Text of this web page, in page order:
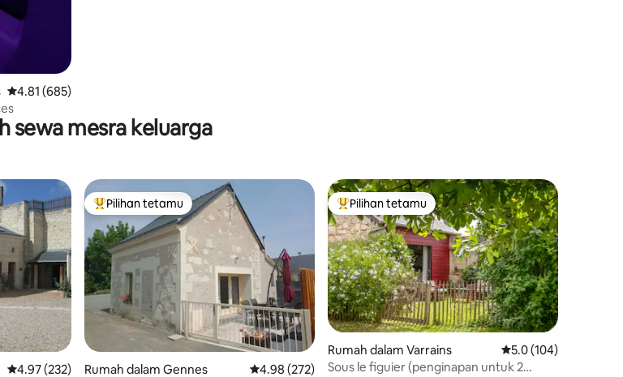
Penarafan purata 4.81 daripada 5, 685 ulasan
4.81 (685)
sewa mesra keluarga
Penarafan purata 4.97 daripada 5, 232 ulasan
4.97 (232)
Pilihan utama tetamu
Pilihan tetamu
Rumah dalam Gennes Penarafan purata 4.98 daripada 5, 272 ulasan
4.98 (272)
Pilihan utama tetamu
Pilihan tetamu
Rumah dalam Varrains Penarafan purata 5.0
5.0 (104)
Sous le figuier (penginapan untuk 2